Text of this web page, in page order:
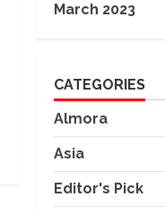
March 2023
CATEGORIES
Almora
Asia
Editor's Pick